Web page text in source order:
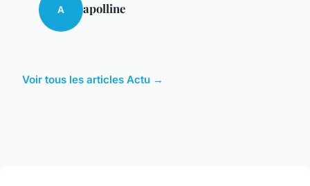
A apolline
Voir tous les articles Actu →